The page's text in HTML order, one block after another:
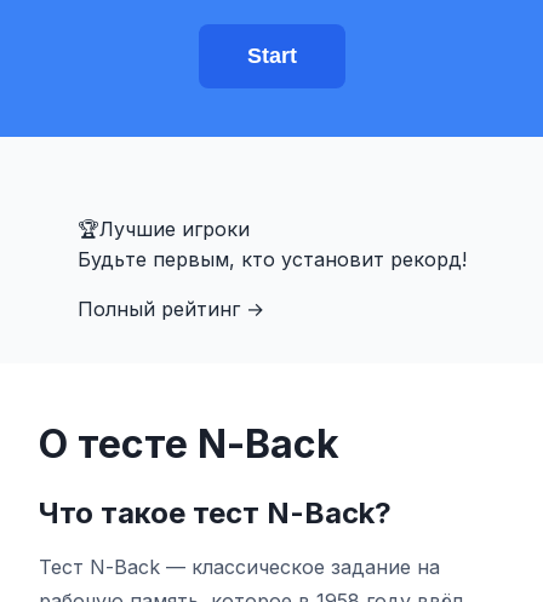
Память на числа
Память на последовательности
Тест на оттенок
Start
🏆Лучшие игроки
Будьте первым, кто установит рекорд!
Полный рейтинг→
О тесте N-Back
Что такое тест N-Back?
Тест N-Back — классическое задание на